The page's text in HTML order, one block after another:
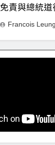
免責與總統
Francois Leung